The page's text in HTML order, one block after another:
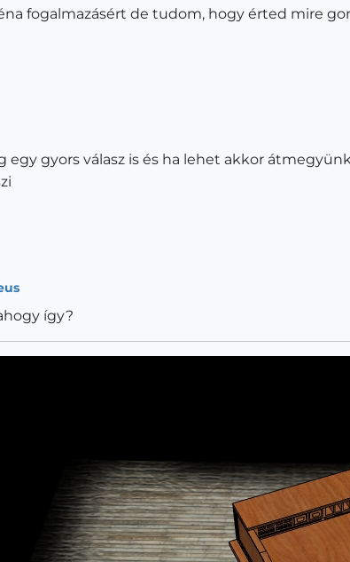
fogalmazásért de tudom, hogy érted mire
egy gyors válasz is és ha lehet akkor
így?